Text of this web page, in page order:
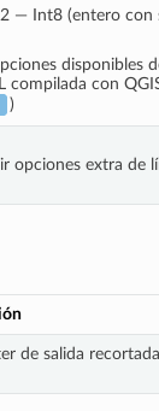
— Int8 (entero con
disponibles
compilada con
)
opciones extra de
de salida